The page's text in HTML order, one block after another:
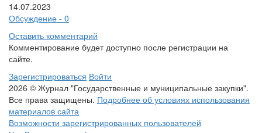
14.07.2023
Обсуждение - 0
Оставить комментарий
Комментирование будет доступно после регистрации на
сайте.
Зарегистрироваться Войти
2026 © Журнал "Государственные и муниципальные закупки".
Все права защищены. Подробнее об условиях использования
материалов сайта
Возможности зарегистрированных пользователей